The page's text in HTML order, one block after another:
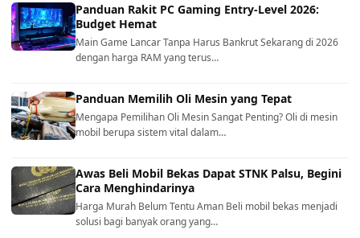
Panduan Rakit PC Gaming Entry-Level 2026:
Budget Hemat
Main Game Lancar Tanpa Harus Bankrut Sekarang di 2026
dengan harga RAM yang terus…
Panduan Memilih Oli Mesin yang Tepat
Mengapa Pemilihan Oli Mesin Sangat Penting? Oli di mesin
mobil berupa sistem vital dalam…
Awas Beli Mobil Bekas Dapat STNK Palsu, Begini
Cara Menghindarinya
Harga Murah Belum Tentu Aman Beli mobil bekas menjadi
solusi bagi banyak orang yang…